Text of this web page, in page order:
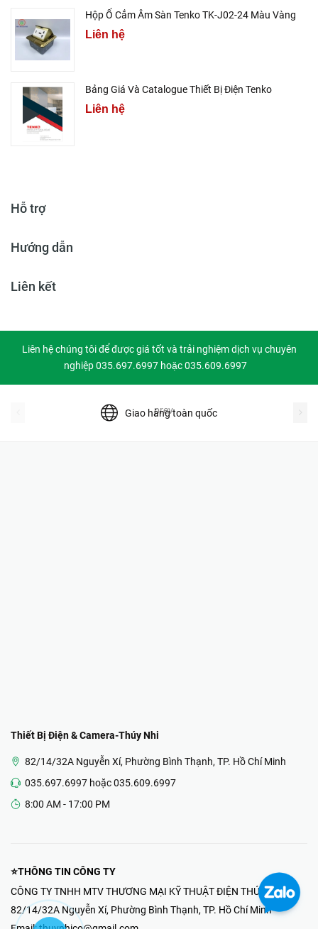
Hộp Ổ Cắm Âm Sàn Tenko TK-J02-24 Màu Vàng
Liên hệ
Bảng Giá Và Catalogue Thiết Bị Điện Tenko
Liên hệ
Hỗ trợ
Hướng dẫn
Liên kết
Liên hệ chúng tôi để được giá tốt và trải nghiệm dịch vụ chuyên
nghiệp 035.697.6997 hoặc 035.609.6997
Giao hàng toàn quốc
prev
Thiết Bị Điện & Camera-Thúy Nhi
82/14/32A Nguyễn Xí, Phường Bình Thạnh, TP. Hồ Chí Minh
035.697.6997 hoặc 035.609.6997
8:00 AM - 17:00 PM
⭐THÔNG TIN CÔNG TY
CÔNG TY TNHH MTV THƯƠNG MẠI KỸ THUẬT ĐIỆN THÚY NHI
82/14/32A Nguyễn Xí, Phường Bình Thạnh, TP. Hồ Chí Minh